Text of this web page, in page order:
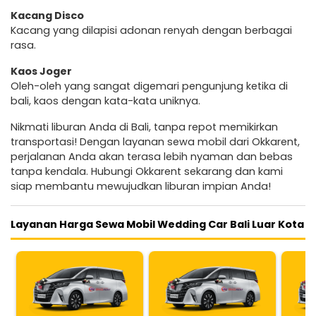
Kacang Disco
Kacang yang dilapisi adonan renyah dengan berbagai
rasa.
Kaos Joger
Oleh-oleh yang sangat digemari pengunjung ketika di
bali, kaos dengan kata-kata uniknya.
Nikmati liburan Anda di Bali, tanpa repot memikirkan
transportasi! Dengan layanan sewa mobil dari Okkarent,
perjalanan Anda akan terasa lebih nyaman dan bebas
tanpa kendala. Hubungi Okkarent sekarang dan kami
siap membantu mewujudkan liburan impian Anda!
Layanan Harga Sewa Mobil Wedding Car Bali Luar Kota